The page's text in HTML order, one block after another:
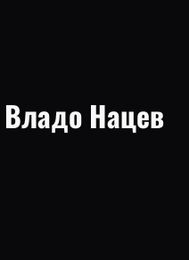
Нацев